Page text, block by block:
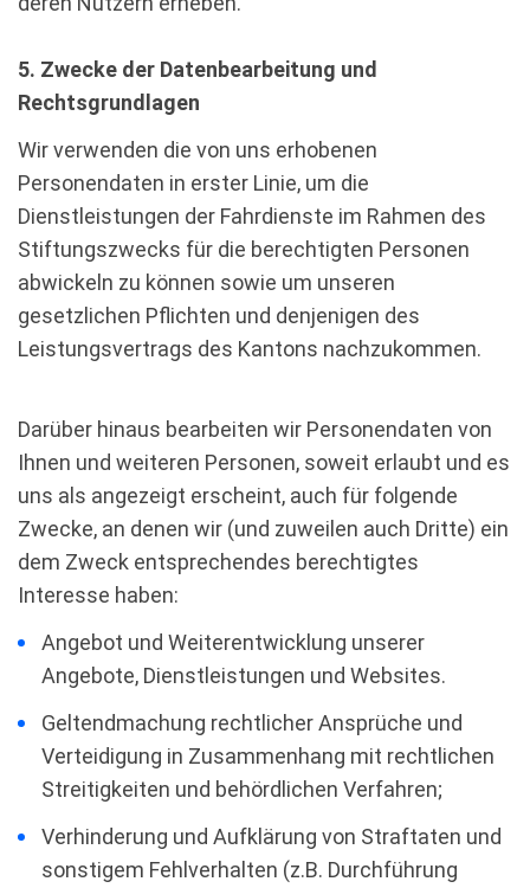
5. Zwecke der Datenbearbeitung und
Rechtsgrundlagen
Wir verwenden die von uns erhobenen
Personendaten in erster Linie, um die
Dienstleistungen der Fahrdienste im Rahmen des
Stiftungszwecks für die berechtigten Personen
abwickeln zu können sowie um unseren
gesetzlichen Pflichten und denjenigen des
Leistungsvertrags des Kantons nachzukommen.
Darüber hinaus bearbeiten wir Personendaten von
Ihnen und weiteren Personen, soweit erlaubt und es
uns als angezeigt erscheint, auch für folgende
Zwecke, an denen wir (und zuweilen auch Dritte) ein
dem Zweck entsprechendes berechtigtes
Interesse haben:
Angebot und Weiterentwicklung unserer
Angebote, Dienstleistungen und Websites.
Geltendmachung rechtlicher Ansprüche und
Verteidigung in Zusammenhang mit rechtlichen
Streitigkeiten und behördlichen Verfahren;
Verhinderung und Aufklärung von Straftaten und
sonstigem Fehlverhalten (z.B. Durchführung